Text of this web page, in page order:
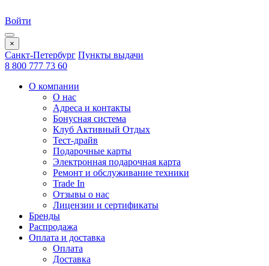
Войти
×
Санкт-Петербург Пункты выдачи
8 800 777 73 60
О компании
О нас
Адреса и контакты
Бонусная система
Клуб Активный Отдых
Тест-драйв
Подарочные карты
Электронная подарочная карта
Ремонт и обслуживание техники
Trade In
Отзывы о нас
Лицензии и сертификаты
Бренды
Распродажа
Оплата и доставка
Оплата
Доставка